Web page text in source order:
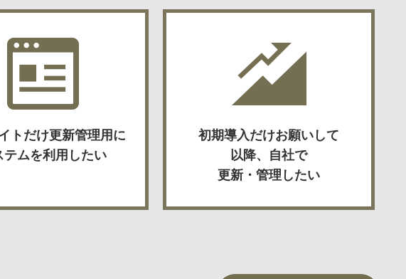
トだけ更新管理用に
テムを利用したい
初期導入だけお願いして
以降、自社で
更新・管理したい